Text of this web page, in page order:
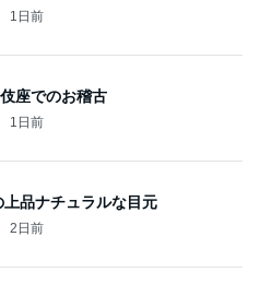
1日前
座でのお稽古
1日前
品ナチュラルな目元
2日前